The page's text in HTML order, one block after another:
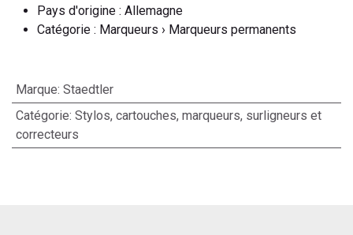
Pays d'origine : Allemagne
Catégorie : Marqueurs › Marqueurs permanents
Marque: Staedtler
Catégorie: Stylos, cartouches, marqueurs, surligneurs et
correcteurs